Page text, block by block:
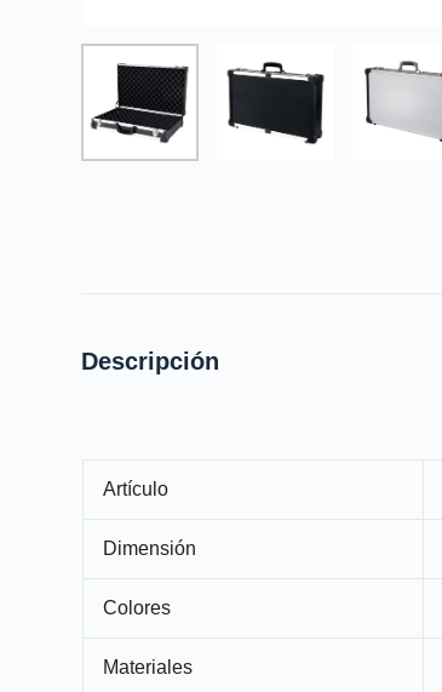
Descripción
Artículo
Dimensión
Colores
Materiales